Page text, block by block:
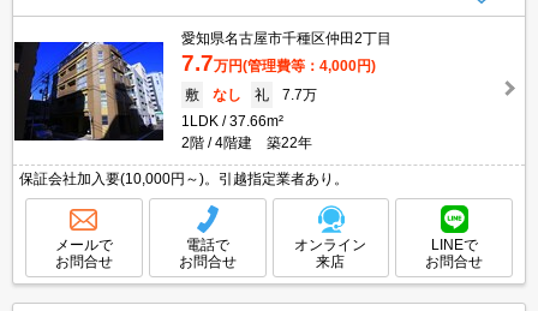
愛知県名古屋市千種区仲田2丁目
7.7万円(管理費等：4,000円)
敷
なし 礼
7.7万
1LDK
37.66m²
2階
4階建 築22年
保証会社加入要(10,000円～)。引越指定業者あり。
メールで
お問合せ
電話で
お問合せ
オンライン
来店
LINEで
お問合せ